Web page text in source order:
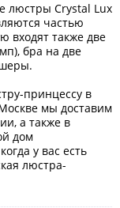
люстры Crystal Lux
частью
входят также две
бра на две
принцессу в
мы доставим
а также в
дом
у вас есть
люстра-